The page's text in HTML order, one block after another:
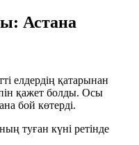
Астана
елдердің қатарынан
қажет болды. Осы
бой көтерді.
туған күні ретінде